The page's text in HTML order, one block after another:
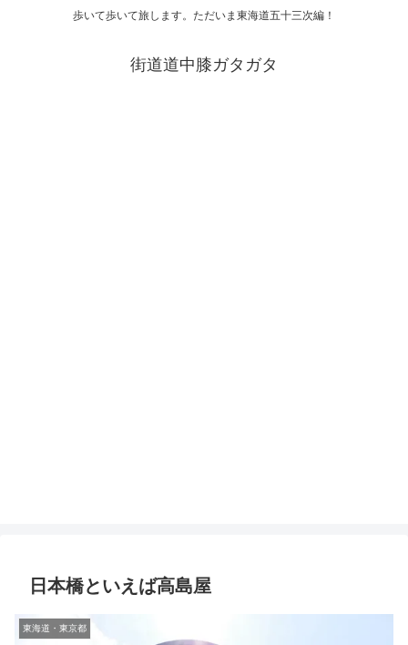
歩いて歩いて旅します。ただいま東海道五十三次編！
街道道中膝ガタガタ
日本橋といえば高島屋
東海道・東京都